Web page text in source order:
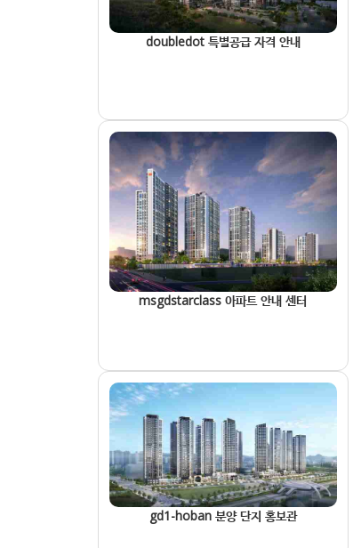
doubledot 특별공급 자격 안내
msgdstarclass 아파트 안내 센터
gd1-hoban 분양 단지 홍보관